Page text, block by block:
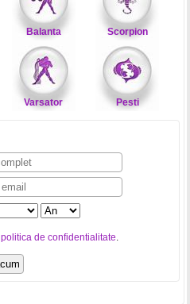
Balanta Scorpion
Varsator Pesti
politica de confidentialitate.